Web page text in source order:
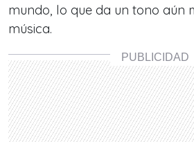
mundo, lo que da un tono aún
música.